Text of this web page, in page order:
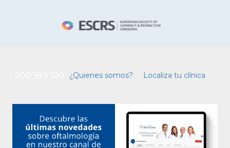
¿Quienes somos? Localiza tu clínica